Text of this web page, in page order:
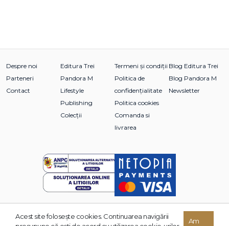
Despre noi
Parteneri
Contact
Editura Trei
Pandora M
Lifestyle
Publishing
Colecții
Termeni și condiții
Politica de
confidențialitate
Politica cookies
Comanda si
livrarea
Blog Editura Trei
Blog Pandora M
Newsletter
© 2026 Grupul Editorial TREI. Toate drepturile rezervate.
Acest site foloseşte cookies. Continuarea navigării
Am